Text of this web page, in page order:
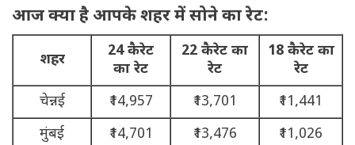
आज क्या है आपके शहर में सोने का रेट:
शहर
24 कैरेट
का रेट
22 कैरेट का
रेट
18 कैरेट का
रेट
चेन्नई
₹14,957 ₹13,701
₹11,441
मुंबई
₹14,701 ₹13,476
₹11,026